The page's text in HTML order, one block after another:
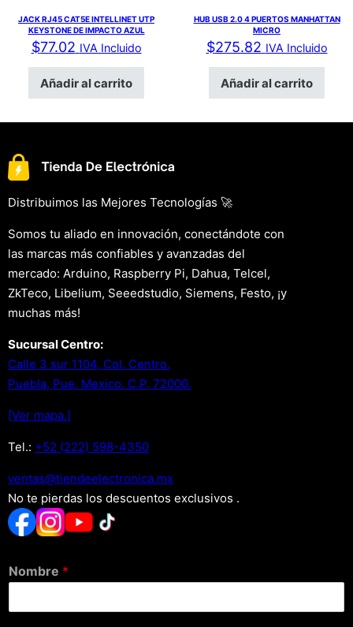
JACK RJ45 CAT5E INTELLINET UTP
KEYSTONE DE IMPACTO AZUL
$77.02 IVA Incluido
Añadir al carrito
HUB USB 2.0 4 PUERTOS MANHATTAN
MICRO
$275.82 IVA Incluido
Añadir al carrito
Distribuimos las Mejores Tecnologías 🚀
Somos tu aliado en innovación, conectándote con
las marcas más confiables y avanzadas del
mercado: Arduino, Raspberry Pi, Dahua, Telcel,
ZkTeco, Libelium, Seeedstudio, Siemens, Festo, ¡y
muchas más!
Sucursal Centro:
Calle 3 sur 1104, Col. Centro.
Puebla, Pue. Mexico. C.P. 72000.
[Ver mapa.]
Tel.: +52 (222) 598-4350
xm.acinortceleedneit@satnev
No te pierdas los descuentos exclusivos .
Nombre *